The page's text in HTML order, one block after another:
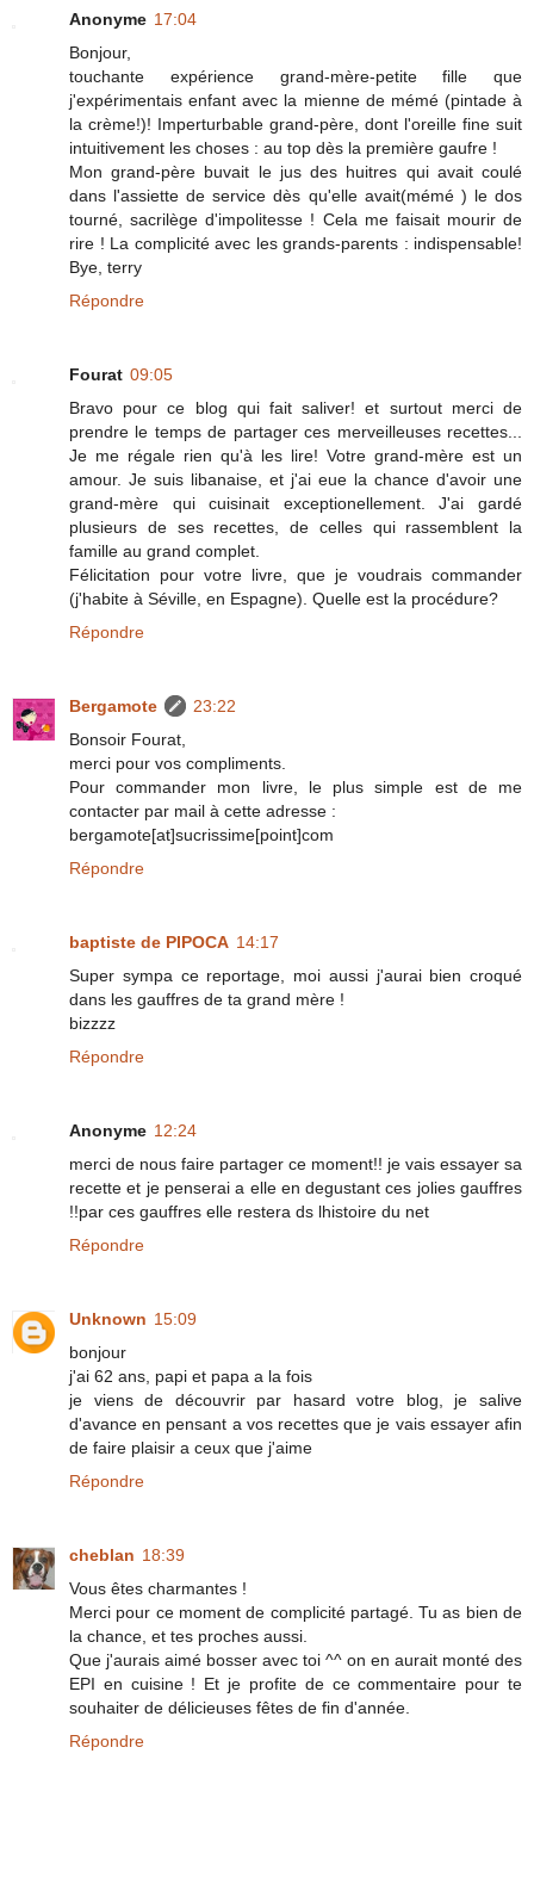
Anonyme 17:04
Bonjour,
touchante expérience grand-mère-petite fille que
j'expérimentais enfant avec la mienne de mémé (pintade à
la crème!)! Imperturbable grand-père, dont l'oreille fine suit
intuitivement les choses : au top dès la première gaufre !
Mon grand-père buvait le jus des huitres qui avait coulé
dans l'assiette de service dès qu'elle avait(mémé ) le dos
tourné, sacrilège d'impolitesse ! Cela me faisait mourir de
rire ! La complicité avec les grands-parents : indispensable!
Bye, terry
Répondre
Fourat 09:05
Bravo pour ce blog qui fait saliver! et surtout merci de
prendre le temps de partager ces merveilleuses recettes...
Je me régale rien qu'à les lire! Votre grand-mère est un
amour. Je suis libanaise, et j'ai eue la chance d'avoir une
grand-mère qui cuisinait exceptionellement. J'ai gardé
plusieurs de ses recettes, de celles qui rassemblent la
famille au grand complet.
Félicitation pour votre livre, que je voudrais commander
(j'habite à Séville, en Espagne). Quelle est la procédure?
Répondre
Bergamote
23:22
Bonsoir Fourat,
merci pour vos compliments.
Pour commander mon livre, le plus simple est de me
contacter par mail à cette adresse :
bergamote[at]sucrissime[point]com
Répondre
baptiste de PIPOCA 14:17
Super sympa ce reportage, moi aussi j'aurai bien croqué
dans les gauffres de ta grand mère !
bizzzz
Répondre
Anonyme 12:24
merci de nous faire partager ce moment!! je vais essayer sa
recette et je penserai a elle en degustant ces jolies gauffres
!!par ces gauffres elle restera ds lhistoire du net
Répondre
Unknown 15:09
bonjour
j'ai 62 ans, papi et papa a la fois
je viens de découvrir par hasard votre blog, je salive
d'avance en pensant a vos recettes que je vais essayer afin
de faire plaisir a ceux que j'aime
Répondre
cheblan 18:39
Vous êtes charmantes !
Merci pour ce moment de complicité partagé. Tu as bien de
la chance, et tes proches aussi.
Que j'aurais aimé bosser avec toi ^^ on en aurait monté des
EPI en cuisine ! Et je profite de ce commentaire pour te
souhaiter de délicieuses fêtes de fin d'année.
Répondre